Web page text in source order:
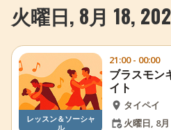
火曜日, 8月 18,
レッスン＆ソーシャ
ル
21:00 - 00:00
ブラスモン
イト
タイペイ
火曜日, 8